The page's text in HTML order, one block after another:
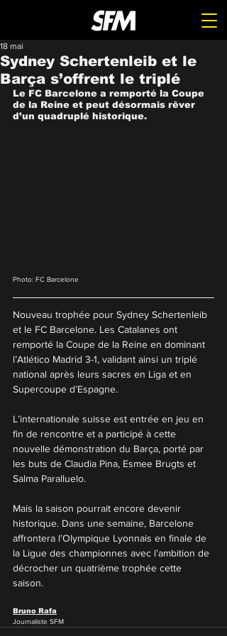
Sydney Schertenleib et le
Barça s’offrent le triplé
18 mai
Le FC Barcelone a remporté la Coupe
de la Reine et peut désormais rêver
d’un quadruplé historique.
Photo: FC Barcelone
Nouveau trophée pour Sydney Schertenleib
et le FC Barcelone. Les Catalanes ont
remporté la Coupe de la Reine en dominant
l’Atlético Madrid 3-1, validant ainsi un triplé
national après leurs sacres en Liga et en
Supercoupe d’Espagne.
L’internationale suisse est entrée en jeu en
fin de rencontre et a participé à cette
nouvelle démonstration du Barça, porté par
les buts de Claudia Pina, Esmee Brugts et
Salma Paralluelo.
Mais la saison pourrait encore devenir
historique. Dans une semaine, Barcelone
affrontera l’Olympique Lyonnais en finale de
la Ligue des championnes avec l’ambition de
décrocher un quatrième trophée cette
saison.
Bruno Rafa
Journaliste SFM